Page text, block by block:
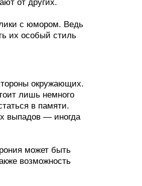
от других.
с юмором. Ведь
их особый стиль
окружающих.
лишь немного
в памяти.
выпадов — иногда
может быть
возможность